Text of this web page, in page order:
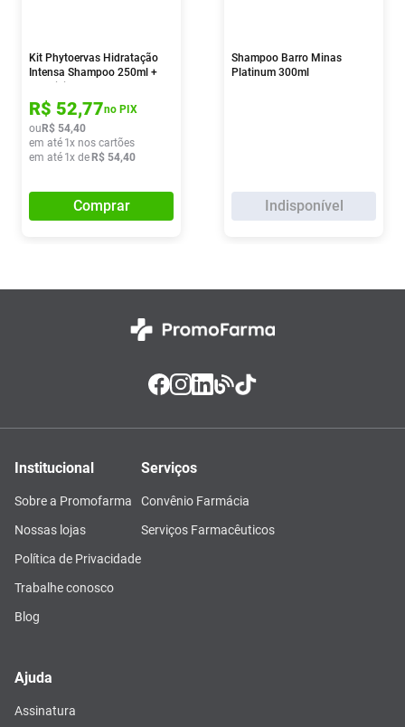
Kit Phytoervas Hidratação
Intensa Shampoo 250ml +
R$ 52,77no PIX
ou R$ 54,40
em até 1x nos cartões
em até 1x de R$ 54,40
Comprar
Shampoo Barro Minas
Platinum 300ml
Indisponível
Institucional
Sobre a Promofarma
Nossas lojas
Política de Privacidade
Trabalhe conosco
Blog
Serviços
Convênio Farmácia
Serviços Farmacêuticos
Ajuda
Assinatura